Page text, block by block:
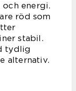
energi.
röd som
stabil.
tydlig
alternativ.